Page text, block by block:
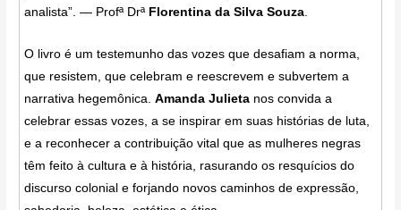
analista”. — Profª DrªFlorentina da Silva Souza
O livro é um testemunho das vozes que desafiam a norma,
que resistem, que celebram e reescrevem e subvertem a
narrativa hegemônica.Amanda Julieta nos convida a
celebrar essas vozes, a se inspirar em suas histórias de luta,
e a reconhecer a contribuição vital que as mulheres negras
têm feito à cultura e à história, rasurando os resquícios do
discurso colonial e forjando novos caminhos de expressão,